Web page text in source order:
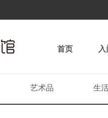
首页
艺术品 生